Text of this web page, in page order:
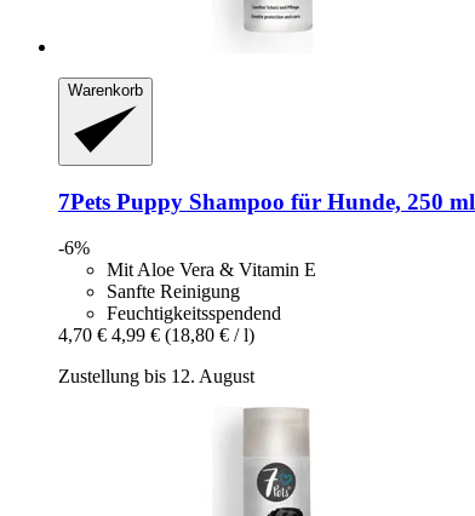
Warenkorb
7Pets Puppy Shampoo für Hunde, 250 ml
-6%
Mit Aloe Vera & Vitamin E
Sanfte Reinigung
Feuchtigkeitsspendend
4,70 € 4,99 € (18,80 € / l)
Zustellung bis 12. August